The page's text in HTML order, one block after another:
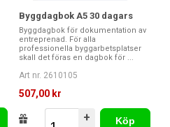
Byggdagbok A5 30 dagars
Byggdagbok för dokumentation av
entreprenad. För alla
professionella byggarbetsplatser
skall det föras en dagbok för ...
Art nr. 2610105
507,00 kr
+
Köp